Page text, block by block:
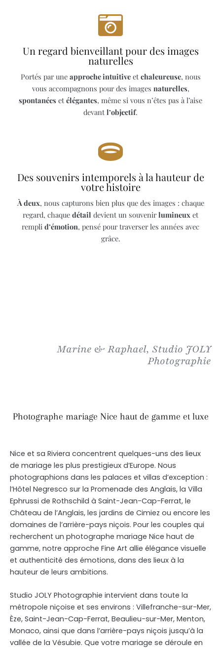
Un regard bienveillant pour des images
naturelles
Portés par une approche intuitiveetchaleureuse, nous
vous accompagnons pour des images naturelles,
spontanées etélégantes, même si vous n’êtes pas à l’aise
devantl’objectif.
Des souvenirs intemporels à la hauteur de
votre histoire
À deux, nous capturons bien plus que des images : chaque
regard, chaque détail devient un souvenirlumineux et
rempli d’émotion, pensé pour traverser les années avec
grâce.
Marine & Raphael, Studio JOLY
Photographie
Photographe mariage Nice haut de gamme et luxe
Nice et sa Riviera concentrent quelques-uns des lieux
de mariage les plus prestigieux d’Europe. Nous
photographions dans les palaces et villas d’exception :
l’Hôtel Negresco sur la Promenade des Anglais, la Villa
Ephrussi de Rothschild à Saint-Jean-Cap-Ferrat, le
Château de l’Anglais, les jardins de Cimiez ou encore les
domaines de l’arrière-pays niçois. Pour les couples qui
recherchent un photographe mariage Nice haut de
gamme, notre approche Fine Art allie élégance visuelle
et authenticité des émotions, dans des lieux à la
hauteur de leurs ambitions.
Studio JOLY Photographie intervient dans toute la
métropole niçoise et ses environs : Villefranche-sur-Mer,
Èze, Saint-Jean-Cap-Ferrat, Beaulieu-sur-Mer, Menton,
Monaco, ainsi que dans l’arrière-pays niçois jusqu’à la
vallée de la Vésubie. Que votre mariage se déroule en